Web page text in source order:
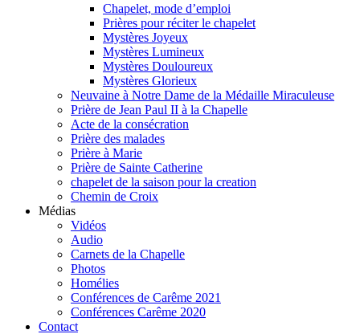
Chapelet, mode d’emploi
Prières pour réciter le chapelet
Mystères Joyeux
Mystères Lumineux
Mystères Douloureux
Mystères Glorieux
Neuvaine à Notre Dame de la Médaille Miraculeuse
Prière de Jean Paul II à la Chapelle
Acte de la consécration
Prière des malades
Prière à Marie
Prière de Sainte Catherine
chapelet de la saison pour la creation
Chemin de Croix
Médias
Vidéos
Audio
Carnets de la Chapelle
Photos
Homélies
Conférences de Carême 2021
Conférences Carême 2020
Contact